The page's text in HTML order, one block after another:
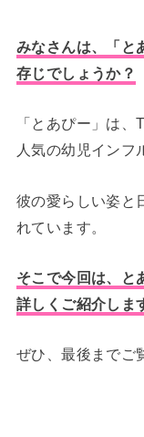
みなさんは、「と
存じでしょうか？
「とあぴー」は
人気の幼児インフ
彼の愛らしい姿と
れています。
そこで今回は、と
詳しくご紹介しま
ぜひ、最後までご